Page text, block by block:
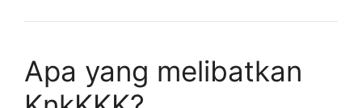
Apa yang melibatkan